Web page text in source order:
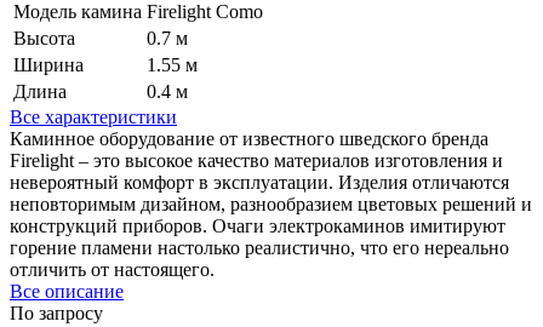
Модель камина Firelight Como
Высота
0.7 м
Ширина
1.55 м
Длина
0.4 м
Все характеристики
Каминное оборудование от известного шведского бренда
Firelight – это высокое качество материалов изготовления и
невероятный комфорт в эксплуатации. Изделия отличаются
неповторимым дизайном, разнообразием цветовых решений и
конструкций приборов. Очаги электрокаминов имитируют
горение пламени настолько реалистично, что его нереально
отличить от настоящего.
Все описание
По запросу